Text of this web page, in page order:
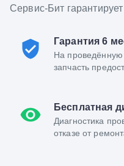
Сервис-Бит
Гарантия 6
На проведённую
запчасть
Бесплатная
Диагностика
отказе от